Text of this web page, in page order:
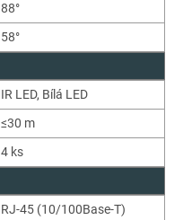
88°
58°
IR LED, Bílá LED
≤30 m
4 ks
RJ-45 (10/100Base-T)